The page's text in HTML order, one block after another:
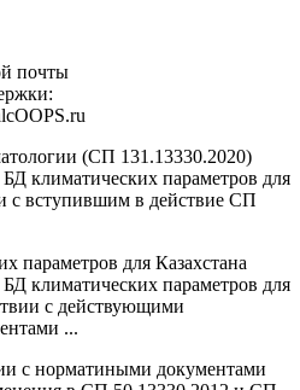
почты
OOPS.ru
(СП 131.13330.2020)
климатических параметров для
с вступившим в действие СП
параметров для Казахстана
климатических параметров для
с действующими
...
с норматиными документами